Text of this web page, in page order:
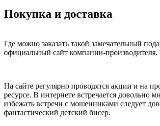
Покупка и доставка
Где можно заказать такой замечательный
официальный сайт компании-производителя.
На сайте регулярно проводятся акции и на
ресурсе. В интернете встречается довольно
избежать встречи с мошенниками следует
фантастический детский бисер.